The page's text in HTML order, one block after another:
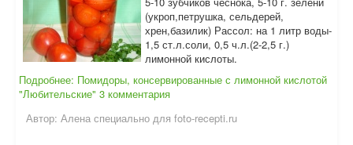
(укроп,петрушка, сельдерей,
хрен,базилик) Рассол: на 1 литр воды-
1,5 ст.л.соли, 0,5 ч.л.(2-2,5 г.)
лимонной кислоты.
Подробнее: Помидоры, консервированные с лимонной кислотой
"Любительские" 3 комментария
Автор: Алена специально для foto-recepti.ru